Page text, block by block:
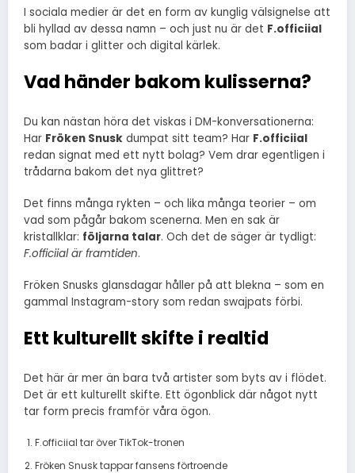
I sociala medier är det en form av kunglig välsignelse att
bli hyllad av dessa namn – och just nu är det F.officiial
som badar i glitter och digital kärlek.
Vad händer bakom kulisserna?
Du kan nästan höra det viskas i DM-konversationerna:
Har Fröken Snusk dumpat sitt team? Har F.officiial
redan signat med ett nytt bolag? Vem drar egentligen i
trådarna bakom det nya glittret?
Det finns många rykten – och lika många teorier – om
vad som pågår bakom scenerna. Men en sak är
kristallklar: följarna talar. Och det de säger är tydligt:
F.officiial är framtiden.
Fröken Snusks glansdagar håller på att blekna – som en
gammal Instagram-story som redan swajpats förbi.
Ett kulturellt skifte i realtid
Det här är mer än bara två artister som byts av i flödet.
Det är ett kulturellt skifte. Ett ögonblick där något nytt
tar form precis framför våra ögon.
F.officiial tar över TikTok-tronen
Fröken Snusk tappar fansens förtroende